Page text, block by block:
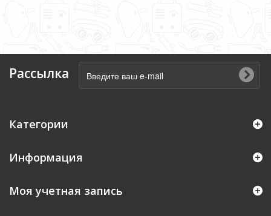
Рассылка
Категории
Информация
Моя учетная запись